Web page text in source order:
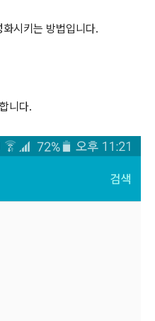
시키는 방법입니다.
니다.